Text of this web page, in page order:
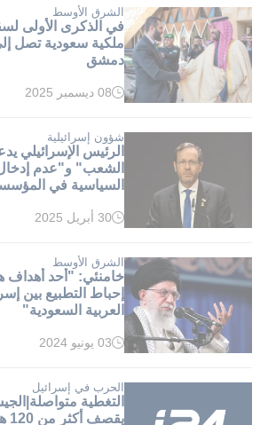
دقيقة.
الشرق الأوسط
في الذكرى الأولى
ملكية سعودية تصل
دمشق
وقت
دقيقة.
08 ديسمبر 2025
شؤون إسرائيلية
الرئيس الإسرائيلي
الشعب" و"عدم
السياسية في
وقت
دقيقة.
30 أبريل 2025
الشرق الأوسط
إحباط التطبيع بين
العربية السعودية"
وقت
دقيقة.
03 يونيو 2024
الحرب في إسرائيل
التغطية